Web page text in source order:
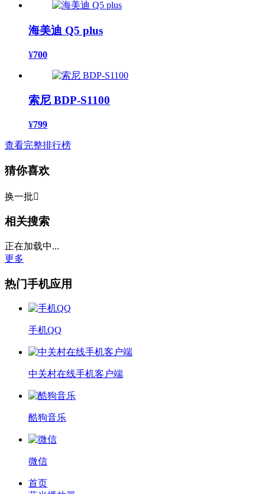
海美迪 Q5 plus
¥700
索尼 BDP-S1100
¥799
查看完整排行榜
猜你喜欢
换一批
相关搜索
正在加载中...
更多
热门手机应用
手机QQ
中关村在线手机客户端
酷狗音乐
微信
首页